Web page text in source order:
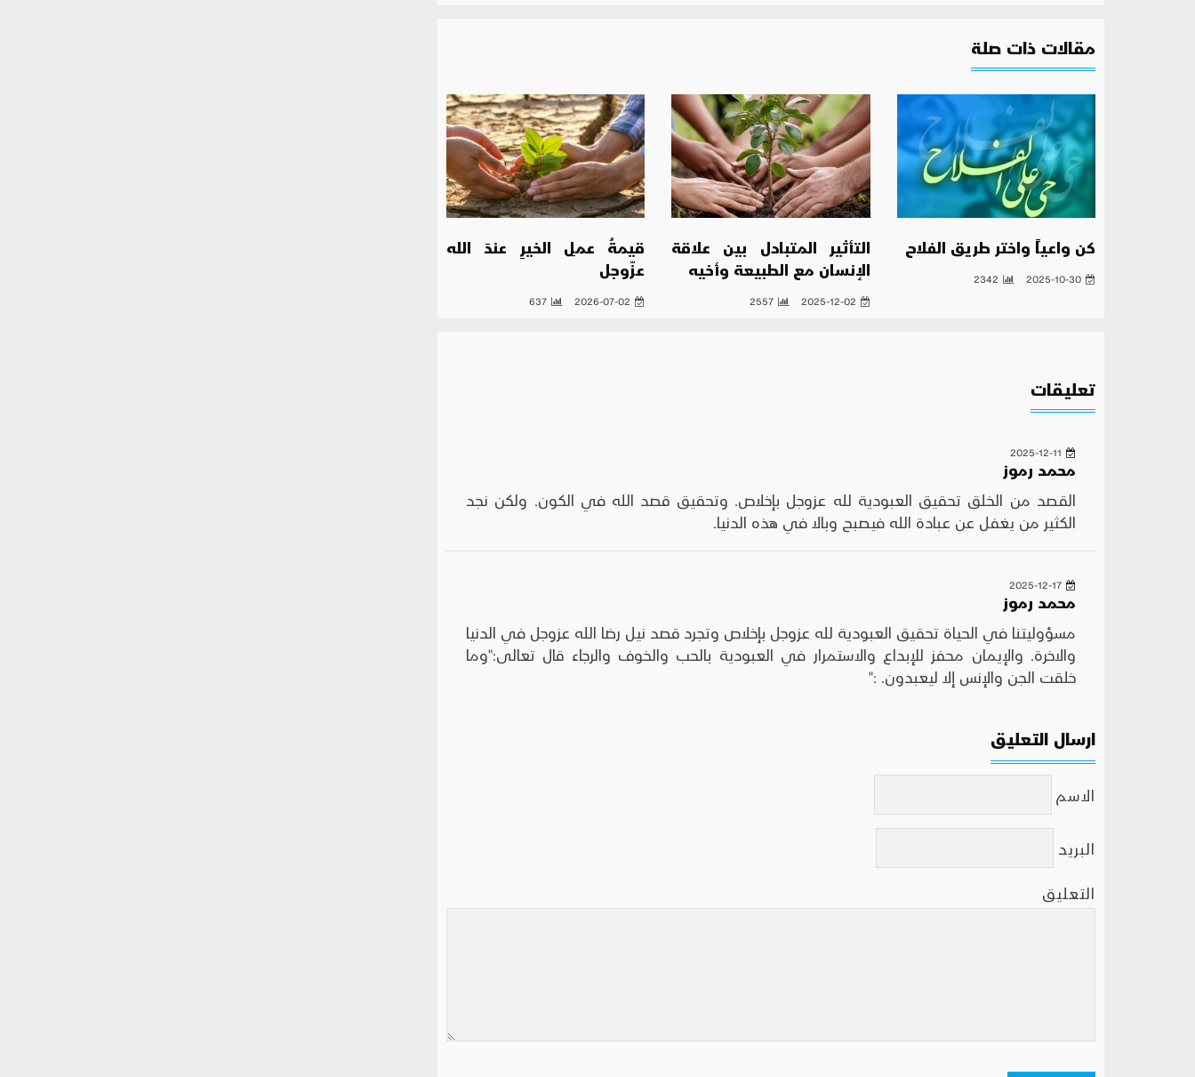
مقالات ذات صلة
قيمةُ عملِ الخيرِ عندَ الله
عزّوجل
2026-07-02
637
التأثير المتبادل بين علاقة
الإنسان مع الطبيعة وأخيه
2025-12-02
2557
كن واعياً واختر طريق الفلاح
2025-10-30
2342
تعليقات
2025-12-11
محمد رموز
القصد من الخلق تحقيق العبودية لله عزوجل بإخلاص. وتحقيق قصد الله في الكون. ولكن نجد
الكثير من يغفل عن عبادة الله فيصبح وبالا في هذه الدنيا.
2025-12-17
محمد رموز
مسؤوليتنا في الحياة تحقيق العبودية لله عزوجل بإخلاص وتجرد قصد نيل رضا الله عزوجل في الدنيا
والاخرة. والإيمان محفز للإبداع والاستمرار في العبودية بالحب والخوف والرجاء قال تعالى:"وما
خلقت الجن والإنس إلا ليعبدون. :"
ارسال التعليق
الاسم
البريد
التعليق